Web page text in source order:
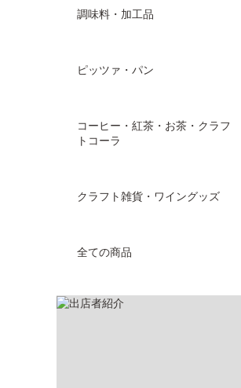
調味料・加工品
ピッツァ・パン
コーヒー・紅茶・お茶・クラフ
トコーラ
クラフト雑貨・ワイングッズ
全ての商品